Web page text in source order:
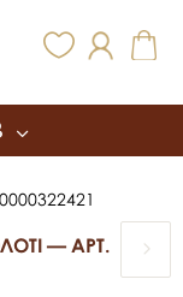
— АРТ.